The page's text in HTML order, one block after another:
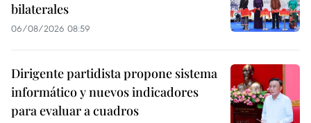
bilaterales
06/08/2026 08:59
Dirigente partidista propone sistema
informático y nuevos indicadores
para evaluar a cuadros